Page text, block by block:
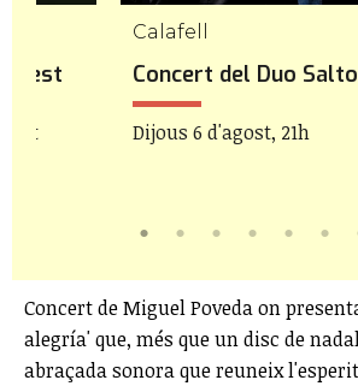
Calafell
Concert del Duo
Dijous 6 d'agost, 21h
Concert de Miguel Poveda on
alegría' que, més que un disc de
abraçada sonora que reuneix